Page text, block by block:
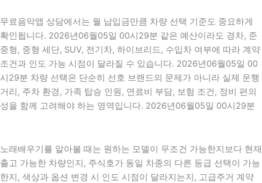
무료음악앱 상담에서는 월 납입금만큼 차량 선택 기준도 중요하게
확인됩니다. 2026년06월05일 00시29분 같은 예산이라도 경차, 준
중형, 중형 세단, SUV, 전기차, 하이브리드, 수입차 여부에 따라 계약
조건과 인도 가능 시점이 달라질 수 있습니다. 2026년06월05일 00
시29분 차량 선택은 단순히 선호 브랜드의 문제가 아니라 실제 운행
거리, 주차 환경, 가족 탑승 인원, 연료비 부담, 보험 조건, 정비 편의
성을 함께 고려해야 하는 영역입니다. 2026년06월05일 00시29분
노래배우기를 알아볼 때는 원하는 모델이 무조건 가능한지보다 현재
출고 가능한 차량인지, 주식호가 동일 차종의 다른 등급 선택이 가능
한지, 색상과 옵션 변경 시 인도 시점이 달라지는지, 고급주거 계약